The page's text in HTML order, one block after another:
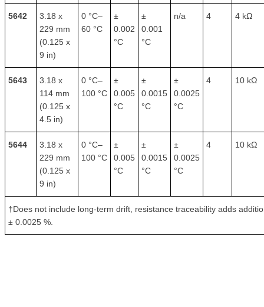
5642
3.18 x
229 mm
(0.125 x
9 in)
0 °C–
60 °C
±
0.002
°C
±
0.001
°C
n/a 4 4 kΩ
5643
3.18 x
114 mm
(0.125 x
4.5 in)
0 °C–
100 °C
±
0.005
°C
±
0.0015
°C
±
0.0025
°C
4 10 kΩ
5644
3.18 x
229 mm
(0.125 x
9 in)
0 °C–
100 °C
±
0.005
°C
±
0.0015
°C
±
0.0025
°C
4 10 kΩ
†Does not include long-term drift, resistance traceability adds
± 0.0025 %.